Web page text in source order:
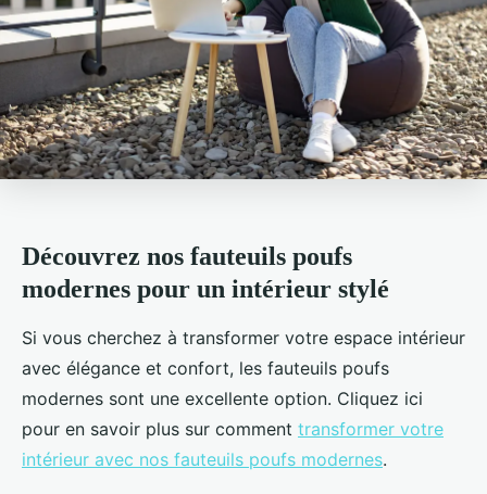
Découvrez nos fauteuils poufs
modernes pour un intérieur stylé
Si vous cherchez à transformer votre espace intérieur
avec élégance et confort, les fauteuils poufs
modernes sont une excellente option. Cliquez ici
pour en savoir plus sur comment transformer votre
intérieur avec nos fauteuils poufs modernes.